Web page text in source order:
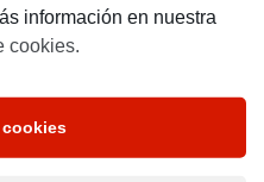
información en nuestra
cookies.